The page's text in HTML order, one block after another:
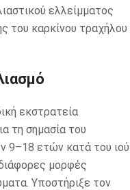
ελλείμματος
του καρκίνου τραχήλου
εκστρατεία
τη σημασία του
9–18 ετών κατά του ιού
μορφές
Υποστήριξε τον